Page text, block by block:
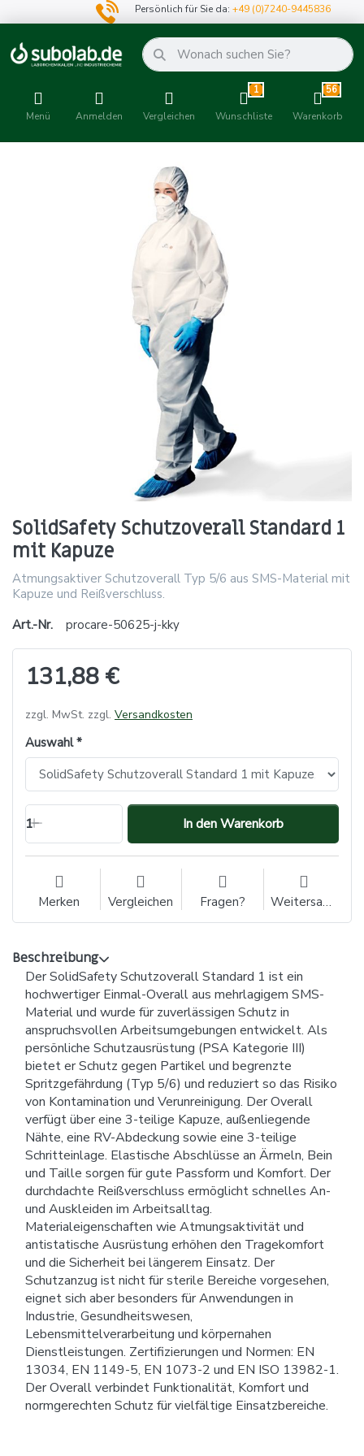
Persönlich für Sie da:+49 (0)7240-9445836
Menü Anmelden Vergleichen
1
Wunschliste
56
Warenkorb
SolidSafety Schutzoverall Standard 1
mit Kapuze
Atmungsaktiver Schutzoverall Typ 5/6 aus SMS-Material mit
Kapuze und Reißverschluss.
Art.-Nr.
procare-50625-j-kky
131,88 €
zzgl. MwSt. zzgl. Versandkosten
Auswahl
1 In den Warenkorb
Merken Vergleichen Fragen? Weitersagen
Beschreibung
Der SolidSafety Schutzoverall Standard 1 ist ein
hochwertiger Einmal-Overall aus mehrlagigem SMS-
Material und wurde für zuverlässigen Schutz in
anspruchsvollen Arbeitsumgebungen entwickelt. Als
persönliche Schutzausrüstung (PSA Kategorie III)
bietet er Schutz gegen Partikel und begrenzte
Spritzgefährdung (Typ 5/6) und reduziert so das Risiko
von Kontamination und Verunreinigung. Der Overall
verfügt über eine 3-teilige Kapuze, außenliegende
Nähte, eine RV-Abdeckung sowie eine 3-teilige
Schritteinlage. Elastische Abschlüsse an Ärmeln, Bein
und Taille sorgen für gute Passform und Komfort. Der
durchdachte Reißverschluss ermöglicht schnelles An-
und Auskleiden im Arbeitsalltag.
Materialeigenschaften wie Atmungsaktivität und
antistatische Ausrüstung erhöhen den Tragekomfort
und die Sicherheit bei längerem Einsatz. Der
Schutzanzug ist nicht für sterile Bereiche vorgesehen,
eignet sich aber besonders für Anwendungen in
Industrie, Gesundheitswesen,
Lebensmittelverarbeitung und körpernahen
Dienstleistungen. Zertifizierungen und Normen: EN
13034, EN 1149-5, EN 1073-2 und EN ISO 13982-1.
Der Overall verbindet Funktionalität, Komfort und
normgerechten Schutz für vielfältige Einsatzbereiche.